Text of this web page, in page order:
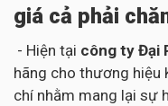
giá cả phải
- Hiện tại công ty Đại
hãng cho thương hiệu
chí nhằm mang lại sự